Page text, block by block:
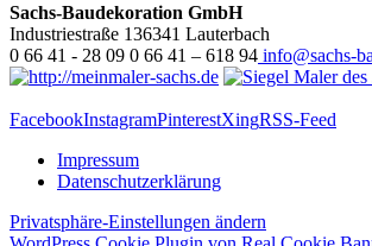
Sachs-Baudekoration GmbH
Industriestraße 136341 Lauterbach
0 66 41 - 28 09 0 66 41 – 618 94 info@sachs-
FacebookInstagramPinterestXingRSS-Feed
Impressum
Datenschutzerklärung
Privatsphäre-Einstellungen ändern